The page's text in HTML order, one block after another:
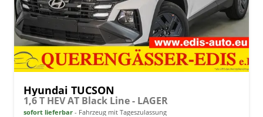
Hyundai TUCSON
1,6 T HEV AT Black Line - LAGER
sofort lieferbar Fahrzeug mit Tageszulassung